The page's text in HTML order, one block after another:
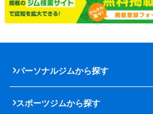
パーソナルジムから探す
スポーツジムから探す